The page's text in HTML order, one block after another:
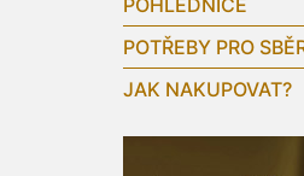
POHLEDNICE
POTŘEBY PRO
JAK NAKUPOVAT?